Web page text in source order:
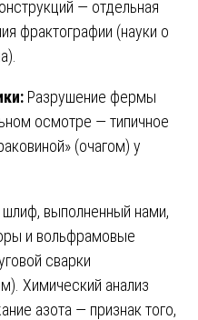
— отдельная
фрактографии (науки о
Разрушение фермы
осмотре — типичное
(очагом) у
выполненный нами,
и вольфрамовые
сварки
Химический анализ
азота — признак того,